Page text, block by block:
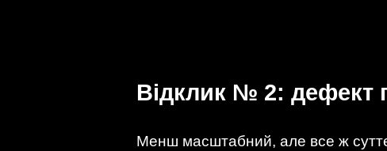
Відклик № 2: дефект
Менш масштабний, але все ж